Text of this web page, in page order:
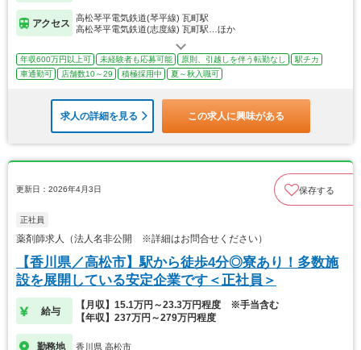
アクセス
高松琴平電気鉄道(琴平線) 瓦町駅
高松琴平電気鉄道(志度線) 瓦町駅…ほか
年収600万円以上可 未経験者も応募可能 原則、引越しを伴う転勤なし
駅チカ
車通勤可
店舗数10～29 積極採用中 夏～秋入職可
求人の詳細を見る この求人に興味がある
更新日：2026年4月3日 保存する
正社員
薬剤師求人（法人名非公開 ※詳細はお問合せください）
【香川県／高松市】駅から徒歩4分◎寮あり！多数施
設を展開している安定企業です＜正社員＞
給与
【月収】15.1万円～23.3万円程度 ※手当含む
【年収】237万円～279万円程度
勤務地 香川県 高松市